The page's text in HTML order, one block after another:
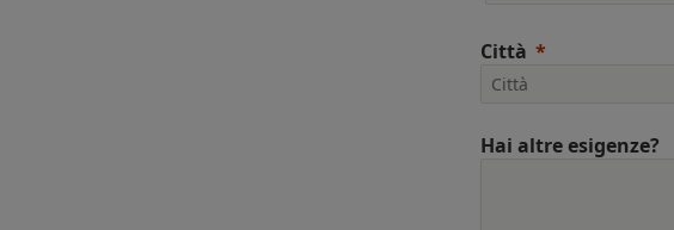
Città
Hai altre esigenze?